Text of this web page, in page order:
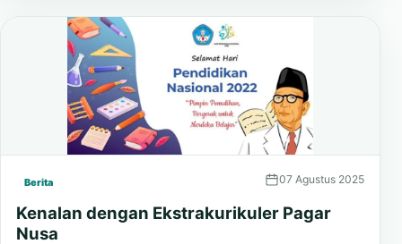
Berita 07 Agustus 2025
Kenalan dengan Ekstrakurikuler Pagar
Nusa